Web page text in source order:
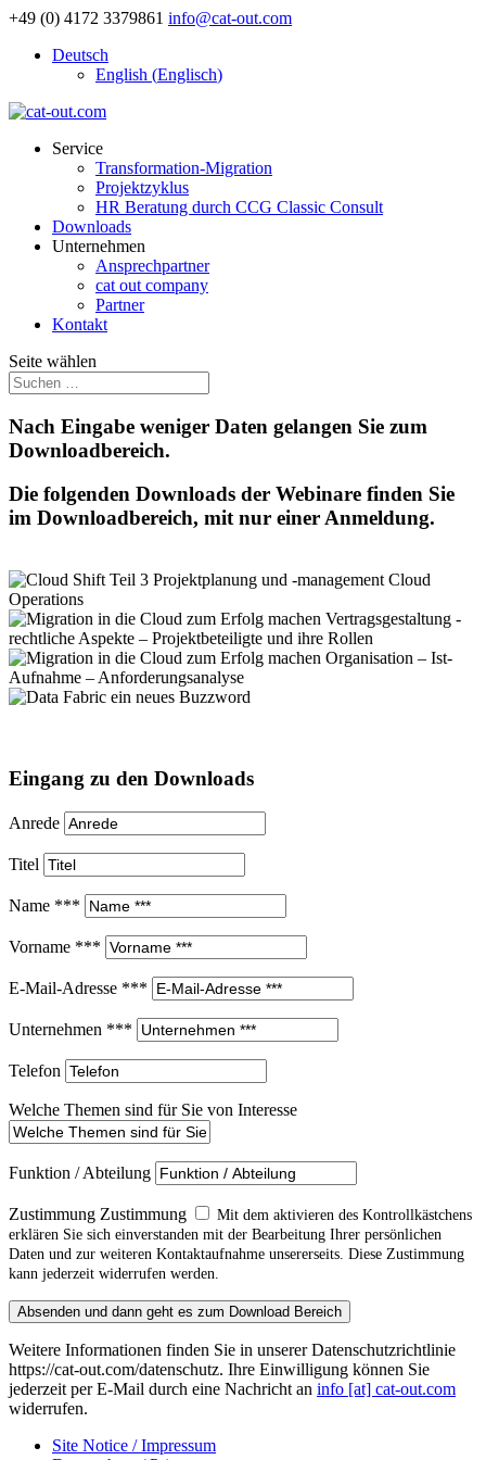
+49 (0) 4172 3379861 info@cat-out.com
Deutsch
English (Englisch)
Service
Transformation-Migration
Projektzyklus
HR Beratung durch CCG Classic Consult
Downloads
Unternehmen
Ansprechpartner
cat out company
Partner
Kontakt
Seite wählen
Nach Eingabe weniger Daten gelangen Sie zum
Downloadbereich.
Die folgenden Downloads der Webinare finden Sie
im Downloadbereich, mit nur einer Anmeldung.
Eingang zu den Downloads
Anrede
Titel
Name ***
Vorname ***
E-Mail-Adresse ***
Unternehmen ***
Telefon
Welche Themen sind für Sie von Interesse
Funktion / Abteilung
Zustimmung Zustimmung
Mit dem aktivieren des Kontrollkästchens
erklären Sie sich einverstanden mit der Bearbeitung Ihrer persönlichen
Daten und zur weiteren Kontaktaufnahme unsererseits. Diese Zustimmung
kann jederzeit widerrufen werden.
Absenden und dann geht es zum Download Bereich
Weitere Informationen finden Sie in unserer Datenschutzrichtlinie
https://cat-out.com/datenschutz. Ihre Einwilligung können Sie
jederzeit per E-Mail durch eine Nachricht an info [at] cat-out.com
widerrufen.
Site Notice / Impressum